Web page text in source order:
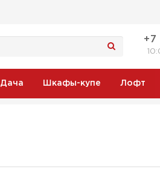
Дача Шкафы-купе Лофт